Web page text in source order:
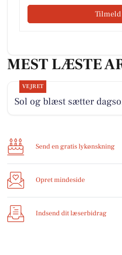
Tilmeld
MEST LÆSTE
VEJRET
Sol og blæst sætter
Send en gratis lykønskning
Opret mindeside
Indsend dit læserbidrag